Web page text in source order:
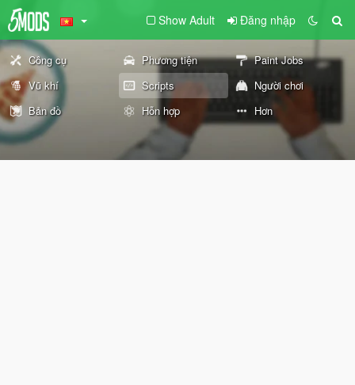
Show Adult Đăng nhập
Công cụ Phương tiện
Paint Jobs
Vũ khí
Scripts
Người chơi
Bản đồ
Hỗn hợp Hơn